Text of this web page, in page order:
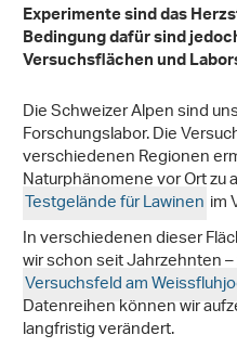
Experimente sind das
Bedingung dafür sind
Versuchsflächen und
Die Schweizer Alpen sind
Forschungslabor. Die
verschiedenen Regionen
Naturphänomene vor Ort zu
Testgelände für Lawinen im
In verschiedenen dieser
wir schon seit Jahrzehnten
Versuchsfeld am
Datenreihen können wir
langfristig verändert.